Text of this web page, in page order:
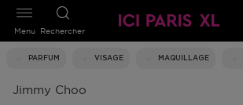
Rechercher
PARFUM VISAGE MAQUILLAGE
Menu
Jimmy Choo